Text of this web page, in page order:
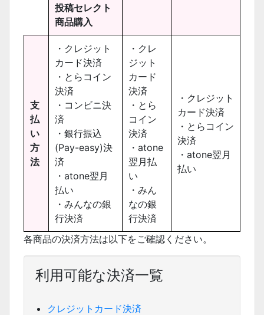
投稿セレクト
商品購入
支
払
い
方
法
・クレジット
カード決済
・とらコイン
決済
・コンビニ決
済
・銀行振込
(Pay-easy)決
済
・atone翌月
払い
・みんなの銀
行決済
・クレ
ジット
カード
決済
・とら
コイン
決済
・atone
翌月払
い
・みん
なの銀
行決済
・クレジット
カード決済
・とらコイン
決済
・atone翌月
払い
各商品の決済方法は以下をご確認ください。
利用可能な決済一覧
クレジットカード決済